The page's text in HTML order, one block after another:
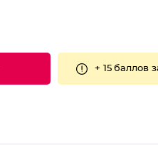
+ 15 баллов